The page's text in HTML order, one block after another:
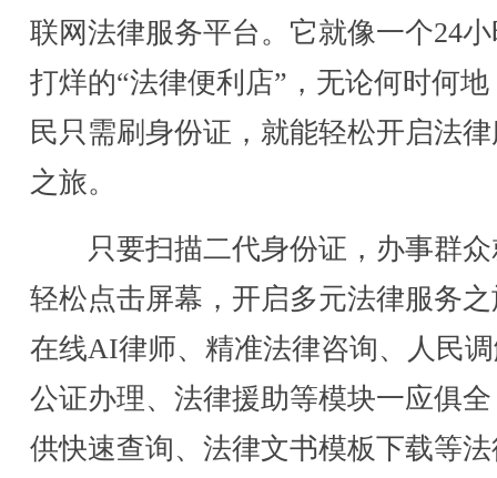
联网法律服务平台。它就像一个24
打烊的“法律便利店”，无论何时何地
民只需刷身份证，就能轻松开启法
之旅。
只要扫描二代身份证，办事群众
轻松点击屏幕，开启多元法律服务
在线AI律师、精准法律咨询、人民
公证办理、法律援助等模块一应俱
供快速查询、法律文书模板下载等